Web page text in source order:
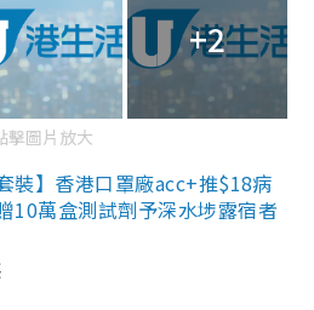
+2
擊圖片放大
裝】香港口罩廠acc+推$18病
10萬盒測試劑予深水埗露宿者